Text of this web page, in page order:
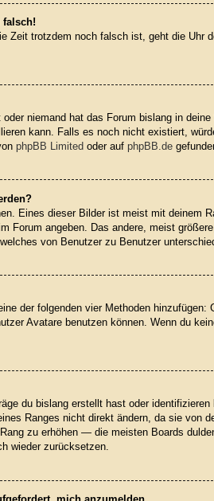
falsch!
Zeit trotzdem noch falsch ist, geht die Uhr
niemand hat das Forum bislang in
kann. Falls es noch nicht existiert,
phpBB Limited oder auf phpBB.de
Eines dieser Bilder ist meist mit deinem
angeben. Das andere, meist
von Benutzer zu Benutzer
der folgenden vier Methoden hinzufügen:
Avatare benutzen können. Wenn du
du bislang erstellt hast oder
Ranges nicht direkt ändern, da sie von
zu erhöhen — die meisten Boards
wieder zurücksetzen.